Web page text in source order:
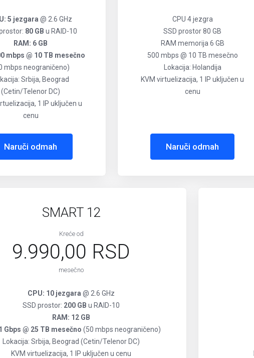
5 jezgara @ 2.6 GHz
80 GB u RAID-10
RAM: 6 GB
mbps @ 10 TB mesečno
mbps neograničeno)
Srbija, Beograd
(Cetin/Telenor DC)
1 IP uključen u
cenu
Naruči odmah
CPU 4 jezgra
SSD prostor 80 GB
RAM memorija 6 GB
500 mbps @ 10 TB mesečno
Lokacija: Holandija
KVM virtuelizacija, 1 IP uključen u
cenu
Naruči odmah
SMART 12
Kreće od
9.990,00 RSD
mesečno
CPU: 10 jezgara @ 2.6 GHz
SSD prostor: 200 GB u RAID-10
RAM: 12 GB
Gbps @ 25 TB mesečno (50 mbps neograničeno)
Lokacija: Srbija, Beograd (Cetin/Telenor DC)
KVM virtuelizacija, 1 IP uključen u cenu